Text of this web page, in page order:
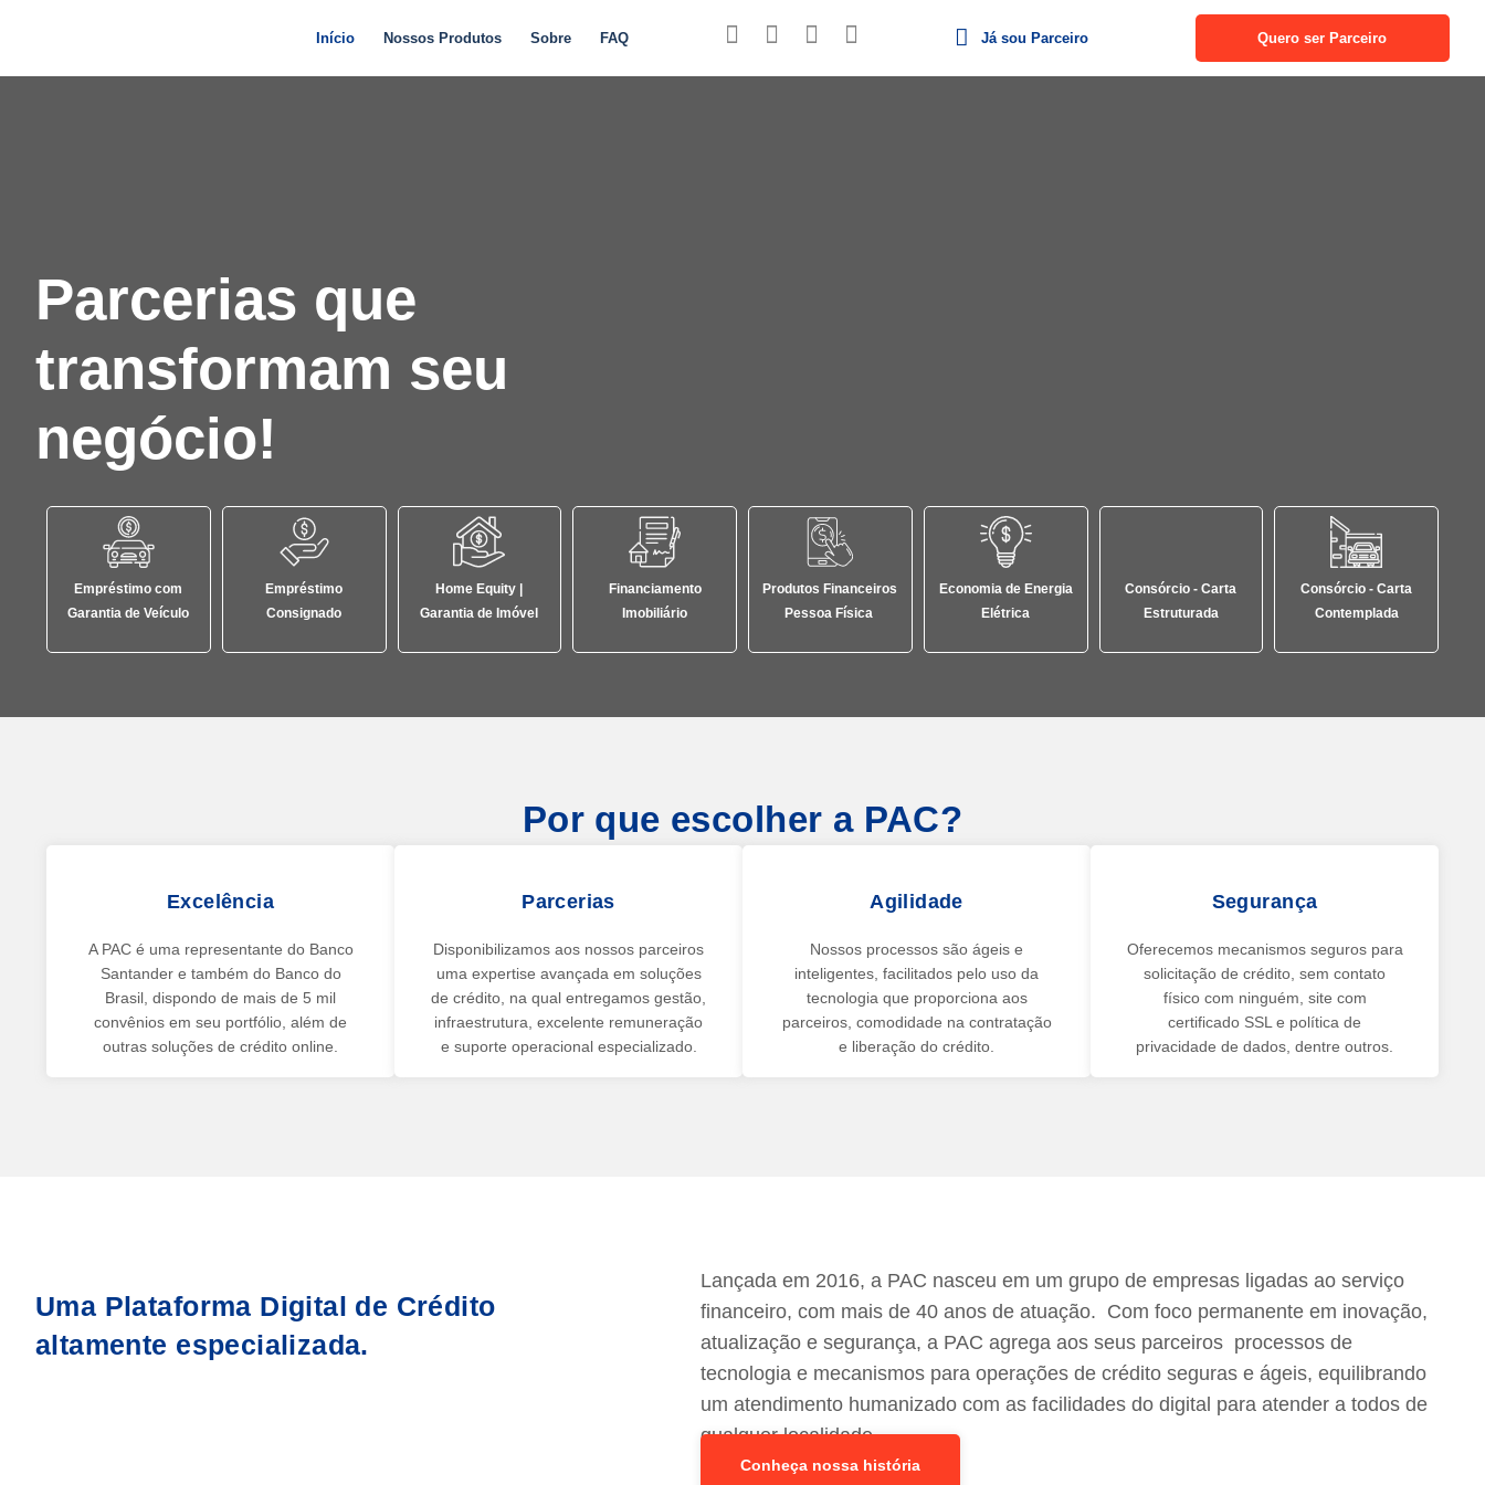
Início Nossos Produtos Sobre FAQ Já sou Parceiro Quero ser Parceiro
Parcerias que
transformam seu
negócio!
Empréstimo com
Garantia de Veículo
Empréstimo
Consignado
Home Equity |
Garantia de Imóvel
Financiamento
Imobiliário
Produtos Financeiros
Pessoa Física
Economia de Energia
Elétrica
Consórcio - Carta
Estruturada
Consórcio - Carta
Contemplada
Por que escolher a PAC?
Excelência
A PAC é uma representante do Banco
Santander e também do Banco do
Brasil, dispondo de mais de 5 mil
convênios em seu portfólio, além de
outras soluções de crédito online.
Parcerias
Disponibilizamos aos nossos parceiros
uma expertise avançada em soluções
de crédito, na qual entregamos gestão,
infraestrutura, excelente remuneração
e suporte operacional especializado.
Agilidade
Nossos processos são ágeis e
inteligentes, facilitados pelo uso da
tecnologia que proporciona aos
parceiros, comodidade na contratação
e liberação do crédito.
Segurança
Oferecemos mecanismos seguros para
solicitação de crédito, sem contato
físico com ninguém, site com
certificado SSL e política de
privacidade de dados, dentre outros.
Uma Plataforma Digital de Crédito
altamente especializada.
Lançada em 2016, a PAC nasceu em um grupo de empresas ligadas ao serviço
financeiro, com mais de 40 anos de atuação. Com foco permanente em inovação,
atualização e segurança, a PAC agrega aos seus parceiros processos de
tecnologia e mecanismos para operações de crédito seguras e ágeis, equilibrando
um atendimento humanizado com as facilidades do digital para atender a todos de
qualquer localidade.
Conheça nossa história